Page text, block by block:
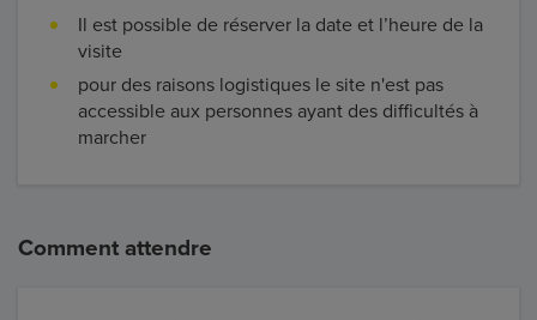
Il est possible de réserver la date et l’heure de la
visite
pour des raisons logistiques le site n'est pas
accessible aux personnes ayant des difficultés à
marcher
Comment attendre